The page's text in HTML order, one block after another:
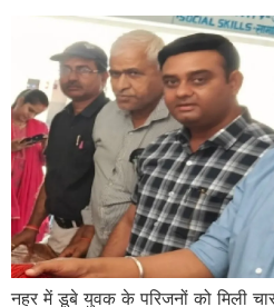
नहर में डूबे युवक के परिजनों को मिली